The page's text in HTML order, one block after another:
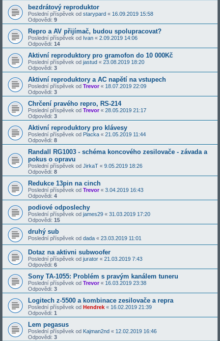
bezdrátový reproduktor
Poslední příspěvek od starypard « 16.09.2019 15:58
Odpovědi: 9
Repro a AV přijímač, budou spolupracovat?
Poslední příspěvek od Ivan « 2.09.2019 14:06
Odpovědi: 14
Aktivní reproduktory pro gramofon do 10 000Kč
Poslední příspěvek od jastud « 23.08.2019 18:20
Odpovědi: 3
Aktivní reproduktory a AC napětí na vstupech
Poslední příspěvek od Trevor« 18.07.2019 22:09
Odpovědi: 3
Chrčení pravého repro, RS-214
Poslední příspěvek od Trevor« 28.05.2019 21:17
Odpovědi: 3
Aktivní reproduktory pro klávesy
Poslední příspěvek od Placka « 21.05.2019 11:44
Odpovědi: 8
Randall RG1003 - schéma koncového zesilovače - závada a
pokus o opravu
Poslední příspěvek od JirkaT « 9.05.2019 18:26
Odpovědi: 8
Redukce 13pin na cinch
Poslední příspěvek od Trevor« 3.04.2019 16:43
Odpovědi: 4
podiové odposlechy
Poslední příspěvek od james29 « 31.03.2019 17:20
Odpovědi: 15
druhý sub
Poslední příspěvek od dada « 23.03.2019 11:01
Dotaz na aktivni subwoofer
Poslední příspěvek od jurator « 21.03.2019 7:43
Odpovědi: 6
Sony TA-1055: Problém s pravým kanálem tuneru
Poslední příspěvek od Trevor« 16.03.2019 23:38
Odpovědi: 3
Logitech z-5500 a kombinace zesilovače a repra
Poslední příspěvek od Hendrek « 16.02.2019 21:39
Odpovědi: 1
Lem pegasus
Poslední příspěvek od Kajman2nd « 12.02.2019 16:46
Odpovědi: 3